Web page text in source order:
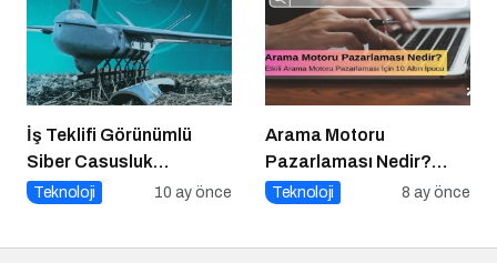
Markalara Yönelik
Fırsatlar
İş Teklifi Görünümlü
Siber Casusluk
Operasyonu
Teknoloji 10 ay önce
Arama Motoru
Pazarlaması Nedir?
Etkili Arama Motoru
Teknoloji 8 ay önce